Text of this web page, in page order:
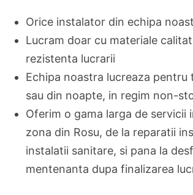
Orice instalator din echipa
Lucram doar cu materiale
rezistenta lucrarii
Echipa noastra lucreaza
sau din noapte, in regim non-
Oferim o gama larga de servicii
zona din Rosu, de la reparatii
instalatii sanitare, si pana la
mentenanta dupa finalizarea